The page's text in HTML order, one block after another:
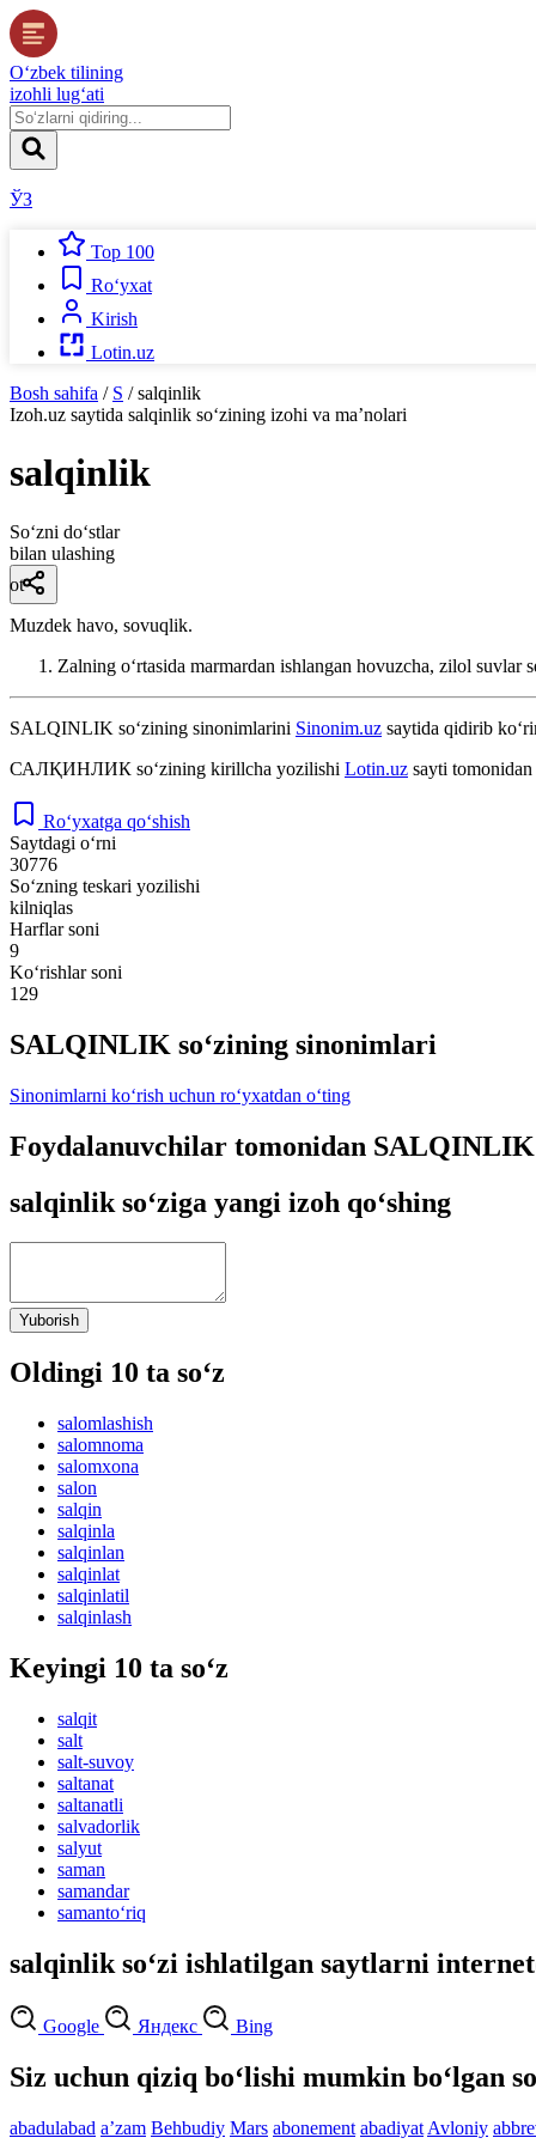
O‘zbek tilining
izohli lug‘ati
ЎЗ
Top 100
Ro‘yxat
Kirish
Lotin.uz
Bosh sahifa / S / salqinlik
Izoh.uz saytida salqinlik so‘zining izohi va ma’nolari
salqinlik
So‘zni do‘stlar
bilan ulashing
ot
Muzdek havo, sovuqlik.
Zalning oʻrtasida marmardan ishlangan hovuzcha, zilol
SALQINLIK so‘zining sinonimlarini Sinonim.uz saytida qidirib
САЛҚИНЛИК so‘zining kirillcha yozilishi Lotin.uz sayti
Ro‘yxatga qo‘shish
Saytdagi o‘rni
30776
So‘zning teskari yozilishi
kilniqlas
Harflar soni
9
Ko‘rishlar soni
129
SALQINLIK so‘zining sinonimlari
Sinonimlarni ko‘rish uchun ro‘yxatdan o‘ting
Foydalanuvchilar tomonidan SALQINLIK
salqinlik so‘ziga yangi izoh qo‘shing
Yuborish
Oldingi 10 ta so‘z
salomlashish
salomnoma
salomxona
salon
salqin
salqinla
salqinlan
salqinlat
salqinlatil
salqinlash
Keyingi 10 ta so‘z
salqit
salt
salt-suvoy
saltanat
saltanatli
salvadorlik
salyut
saman
samandar
samanto‘riq
salqinlik so‘zi ishlatilgan saytlarni
Google Яндекс Bing
Siz uchun qiziq bo‘lishi mumkin bo‘lgan
abadulabad aʼzam Behbudiy Mars abonement abadiyat Avloniy